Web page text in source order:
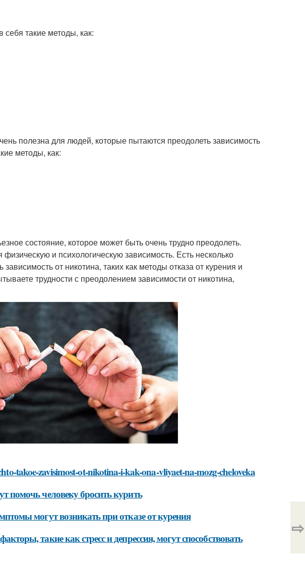
себя такие методы, как:
полезна для людей, которые пытаются преодолеть зависимость
методы, как:
состояние, которое может быть очень трудно преодолеть.
и психологическую зависимость. Есть несколько
от никотина, таких как методы отказа от курения и
трудности с преодолением зависимости от никотина,
takoe-zavisimost-ot-nikotina-i-kak-ona-vliyaet-na-mozg-cheloveka
помочь человеку бросить курить
могут возникать при отказе от курения
такие как стресс и депрессия, могут способствовать
⇨